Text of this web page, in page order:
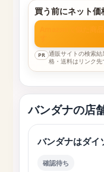
買う前にネット価
PR 通販サイトの検索
格・送料はリンク先
バンダナの店
バンダナはダイ
確認待ち